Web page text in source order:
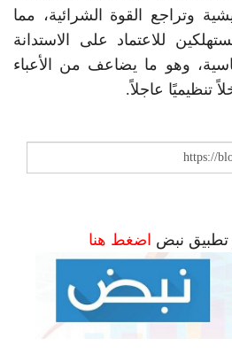
وتراجع القوة الشرائية، مما
للاعتماد على الاستدانة
وهو ما يضاعف من الأعباء
تنظيميًا عاجلاً.
تطبيق نبض اضغط هنا